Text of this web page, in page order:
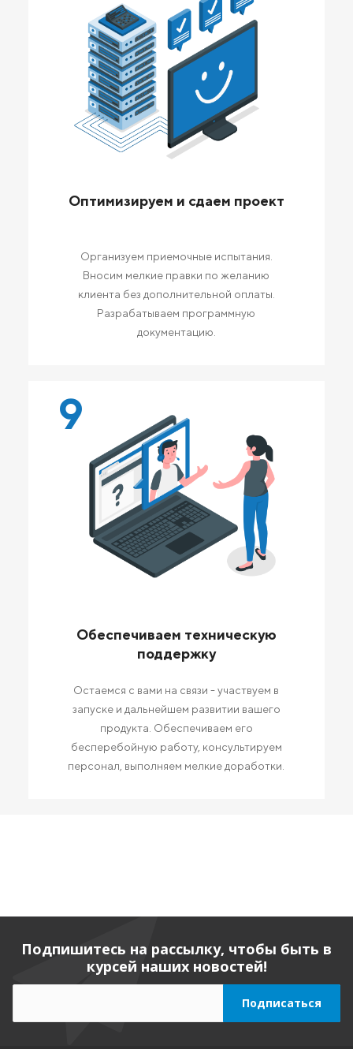
Оптимизируем и сдаем проект
Организуем приемочные испытания.
Вносим мелкие правки по желанию
клиента без дополнительной оплаты.
Разрабатываем программную
документацию.
9
Обеспечиваем техническую
поддержку
Остаемся с вами на связи - участвуем в
запуске и дальнейшем развитии вашего
продукта. Обеспечиваем его
бесперебойную работу, консультируем
персонал, выполняем мелкие доработки.
Подпишитесь на рассылку, чтобы быть в
курсей наших новостей!